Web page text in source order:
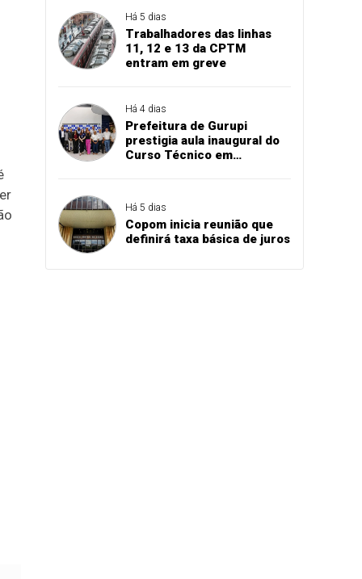
Há 5 dias
Trabalhadores das linhas
11, 12 e 13 da CPTM
entram em greve
Há 4 dias
Prefeitura de Gurupi
prestigia aula inaugural do
Curso Técnico em
Há 5 dias
Copom inicia reunião que
definirá taxa básica de juros